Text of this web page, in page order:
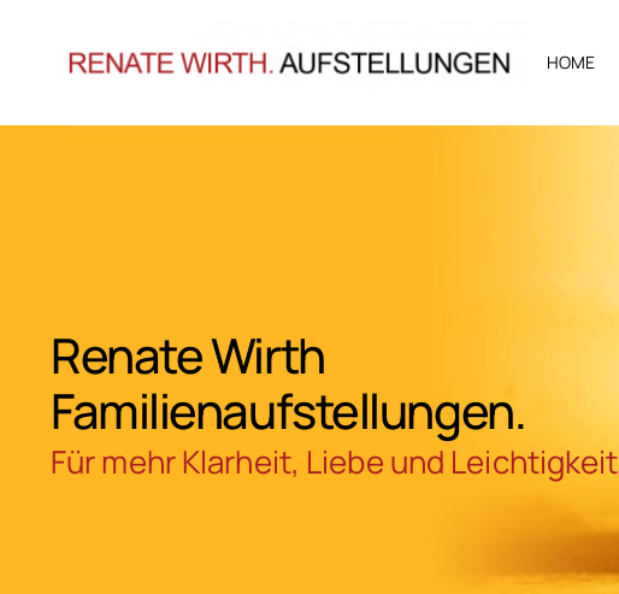
HOME
Renate Wirth
Familienaufstellungen.
Für mehr Klarheit, Liebe und Leichtigkeit